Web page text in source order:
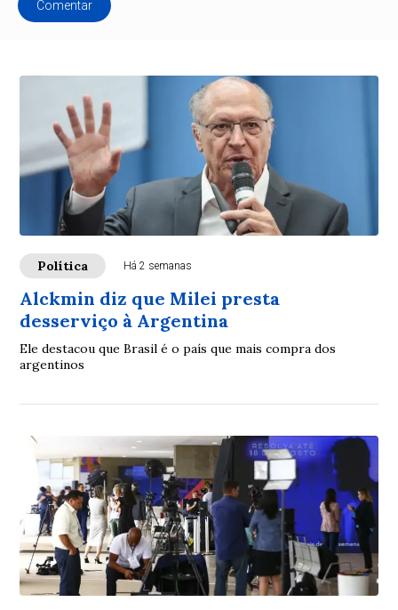
Comentar
Política Há 2 semanas
Alckmin diz que Milei presta
desserviço à Argentina
Ele destacou que Brasil é o país que mais compra dos
argentinos